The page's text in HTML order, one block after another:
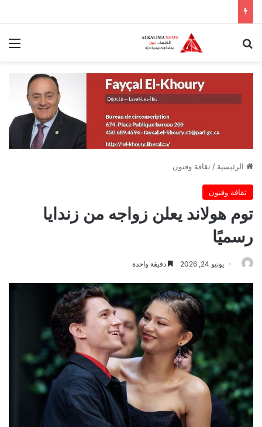
الرئيسية / ثقافة وفنون
ثقافة وفنون
توم هولاند يعلن زواجه من زندايا
رسميًا
يونيو 24, 2026 دقيقة واحدة